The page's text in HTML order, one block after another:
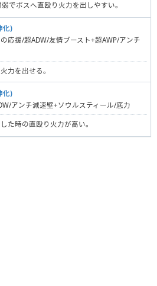
でボスへ直殴り火力を出しやすい。
化)
応援/超ADW/友情ブースト+超AWP/アンチ
力を出せる。
化)
アンチ減速壁+ソウルスティール/底力
た時の直殴り火力が高い。